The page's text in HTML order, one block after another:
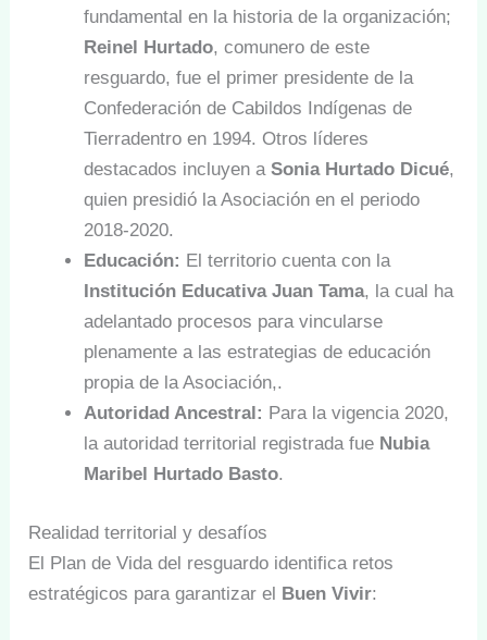
fundamental en la historia de la organización;
Reinel Hurtado, comunero de este
resguardo, fue el primer presidente de la
Confederación de Cabildos Indígenas de
Tierradentro en 1994. Otros líderes
destacados incluyen aSonia Hurtado Dicué,
quien presidió la Asociación en el periodo
2018-2020.
Educación: El territorio cuenta con la
Institución Educativa Juan Tama, la cual ha
adelantado procesos para vincularse
plenamente a las estrategias de educación
propia de la Asociación,.
Autoridad Ancestral: Para la vigencia 2020,
la autoridad territorial registrada fue Nubia
Maribel Hurtado Basto.
Realidad territorial y desafíos
El Plan de Vida del resguardo identifica retos
estratégicos para garantizar el Buen Vivir: